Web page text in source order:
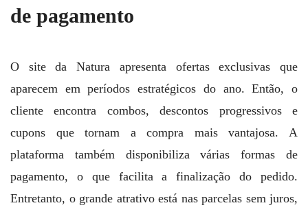
de pagamento
O site da Natura apresenta ofertas exclusivas que
aparecem em períodos estratégicos do ano. Então, o
cliente encontra combos, descontos progressivos e
cupons que tornam a compra mais vantajosa. A
plataforma também disponibiliza várias formas de
pagamento, o que facilita a finalização do pedido.
Entretanto, o grande atrativo está nas parcelas sem juros,